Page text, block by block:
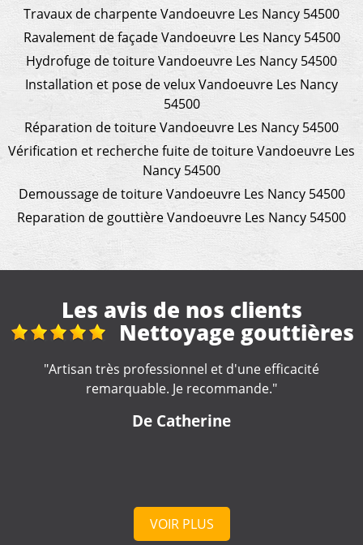
Travaux de charpente Vandoeuvre Les Nancy 54500
Ravalement de façade Vandoeuvre Les Nancy 54500
Hydrofuge de toiture Vandoeuvre Les Nancy 54500
Installation et pose de velux Vandoeuvre Les Nancy
54500
Réparation de toiture Vandoeuvre Les Nancy 54500
Vérification et recherche fuite de toiture Vandoeuvre Les
Nancy 54500
Demoussage de toiture Vandoeuvre Les Nancy 54500
Reparation de gouttière Vandoeuvre Les Nancy 54500
Les avis de nos clients
Réfection toiture de
véranda + gouttières maison
"Excellent travail de la part de cette entreprise. Travail
soigné. Artisan très impliqué dans la réalisation de nos
travaux, très à l'écoute. Nous le recommandons
VOIR PLUS